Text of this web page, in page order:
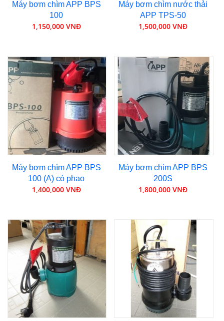
Máy bơm chìm APP BPS
100
1,150,000 VNĐ
Máy bơm chìm nước thải
APP TPS-50
1,500,000 VNĐ
Máy bơm chìm APP BPS
100 (A) có phao
1,400,000 VNĐ
Máy bơm chìm APP BPS
200S
1,800,000 VNĐ